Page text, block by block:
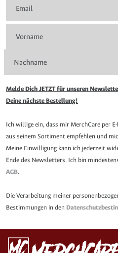
Melde Dich JETZT für unseren
Deine nächste Bestellung!
Ich willige ein, dass mir MerchCare per
aus seinem Sortiment empfehlen und
Meine Einwilligung kann ich jederzeit
Ende des Newsletters. Ich bin
AGB.
Die Verarbeitung meiner
Bestimmungen in den